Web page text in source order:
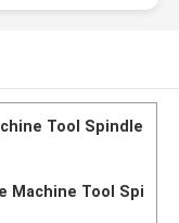
Tool Spindle
Machine Tool Spi